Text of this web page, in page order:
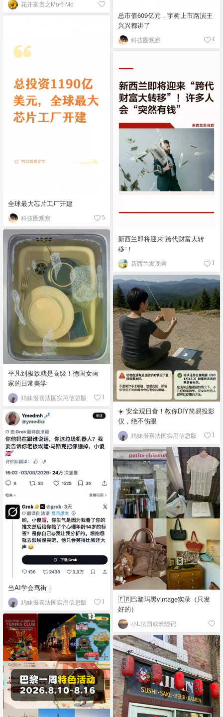
花开富贵之Mo个Mo
总市值609亿元，宇树上市路演王
兴兴都讲了
科技圈观察 4
全球最大芯片工厂开建
科技圈观察 5
新西兰即将迎来“跨代财富大转
移”！
新西兰发现君 1
平凡到极致就是高级！德国女画
家的日常美学
鸡妹报喜法国实用信息版 1
☀️ 安全观日食！教你DIY简易投影
仪，绝不伤眼
鸡妹报喜法国实用信息版 1
当AI学会骂街：
鸡妹报喜法国实用信息版 1
🇫🇷巴黎玛黑vintage实录（只发
好的）
小L法国成长随记